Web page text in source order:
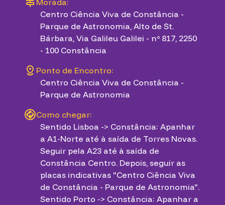
Morada:
Centro Ciência Viva de Constância -
Parque de Astronomia, Alto de St.
Bárbara, Via Galileu Galilei - nº 817, 2250
- 100 Constância
Ponto de Encontro:
Centro Ciência Viva de Constância -
Parque de Astronomia
Como chegar:
Sentido Lisboa -> Constância: Apanhar
a A1-Norte até à saída de Torres Novas.
Seguir pela A23 até à saída de
Constância Centro. Depois, seguir as
placas indicativas "Centro Ciência Viva
de Constância - Parque de Astronomia".
Sentido Porto -> Constância: Apanhar a